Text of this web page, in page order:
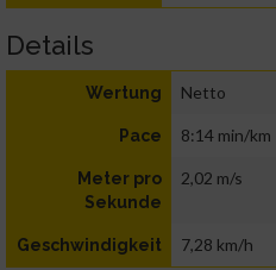
Details
Wertung Netto
Pace 8:14 min/km
Meter pro
Sekunde
2,02 m/s
Geschwindigkeit 7,28 km/h